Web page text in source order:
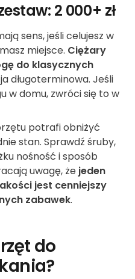
2 000+ zł
sens, jeśli celujesz w
miejsce. Ciężary
do klasycznych
długoterminowa. Jeśli
w domu, zwróci się to w
potrafi obniżyć
stan. Sprawdź śruby,
nośność i sposób
uwagę, że jeden
jest cenniejszy
zabawek.
do